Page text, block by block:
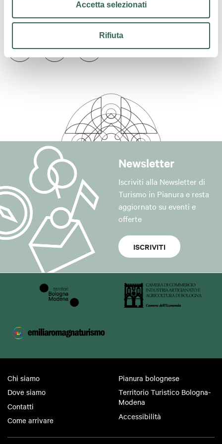
Accetta selezionati
Rifiuta
Contatti
Newsletter
Iscriviti alla Newsletter di
Turismo in Pianura e resta
aggiornato su eventi e
offerte
ISCRIVITI
Chi siamo
Dove siamo
Contatti
Come arrivare
Pianura bolognese
Territorio Turistico Bologna-
Modena
Accessibilità